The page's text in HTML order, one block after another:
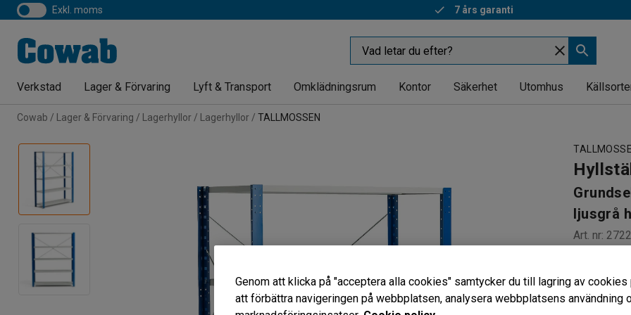
exkl. moms 7 års garanti
Verkstad Lager & Förvaring Lyft & Transport Omklädningsrum Kontor Säkerhet Utomhus
Cowab Lager & Förvaring Lagerhyllor Lagerhyllor TALLMOSSEN
Hyllställ
ljusgrå
Art. nr:
Flyttbara
Med
Genom att klicka på "acceptera alla cookies" samtycker du till lagring av
att förbättra navigeringen på webbplatsen, analysera webbplatsens användning